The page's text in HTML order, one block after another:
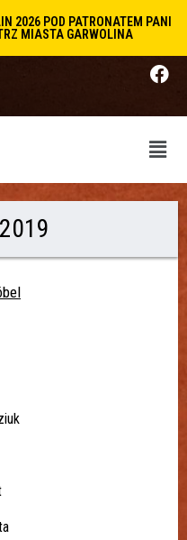
2026 POD PATRONATEM PANI
MIASTA GARWOLINA